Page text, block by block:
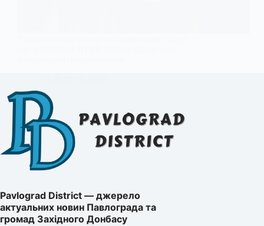
Pavlograd District — джерело
актуальних новин Павлограда та
громад Західного Донбасу